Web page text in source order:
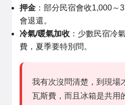
押金 ：部分民宿會收1,000～
會退還。
冷氣/暖氣加收 ：少數民宿冷
費，夏季要特別問。
我有次沒問清楚，到現場
瓦斯費，而且冰箱是共用